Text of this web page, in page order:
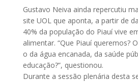
Gustavo Neiva ainda repercutiu
site UOL que aponta, a partir de
40% da população do Piauí vive
alimentar. “Que Piauí queremos?
o da água encanada, da saúde
educação?”, questionou.
Durante a sessão plenária desta